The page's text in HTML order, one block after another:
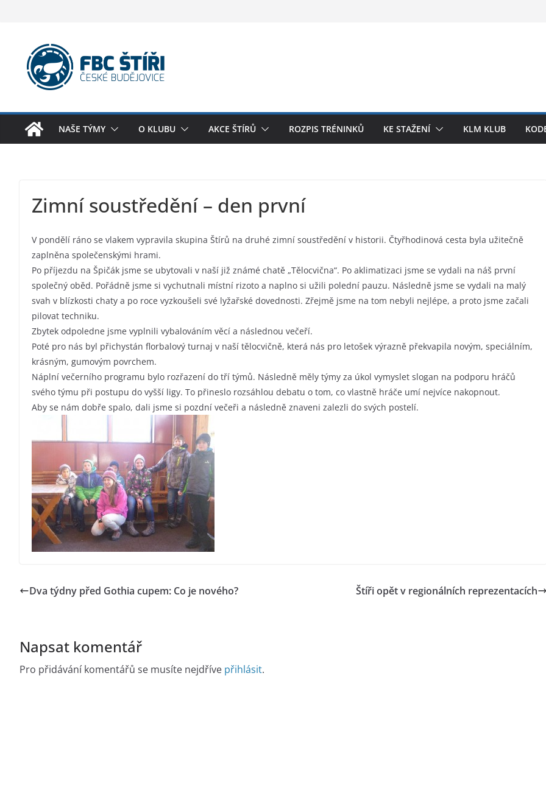
NAŠE TÝMY O KLUBU AKCE ŠTÍRŮ ROZPIS TRÉNINKŮ KE STAŽENÍ KLM KLUB
Zimní soustředění – den první
V pondělí ráno se vlakem vypravila skupina Štírů na druhé zimní soustředění v historii. Čtyřhodinová cesta byla užitečně
zaplněna společenskými hrami.
Po příjezdu na Špičák jsme se ubytovali v naší již známé chatě „Tělocvična“. Po aklimatizaci jsme se vydali na náš první
společný oběd. Pořádně jsme si vychutnali místní rizoto a naplno si užili polední pauzu. Následně jsme se vydali na malý
svah v blízkosti chaty a po roce vyzkoušeli své lyžařské dovednosti. Zřejmě jsme na tom nebyli nejlépe, a proto jsme začali
pilovat techniku.
Zbytek odpoledne jsme vyplnili vybalováním věcí a následnou večeří.
Poté pro nás byl přichystán florbalový turnaj v naší tělocvičně, která nás pro letošek výrazně překvapila novým, speciálním,
krásným, gumovým povrchem.
Náplní večerního programu bylo rozřazení do tří týmů. Následně měly týmy za úkol vymyslet slogan na podporu hráčů
svého týmu při postupu do vyšší ligy. To přineslo rozsáhlou debatu o tom, co vlastně hráče umí nejvíce nakopnout.
Aby se nám dobře spalo, dali jsme si pozdní večeři a následně znaveni zalezli do svých postelí.
Dva týdny před Gothia cupem: Co je nového? Štíři opět v regionálních reprezentacích
Napsat komentář
Pro přidávání komentářů se musíte nejdříve přihlásit.